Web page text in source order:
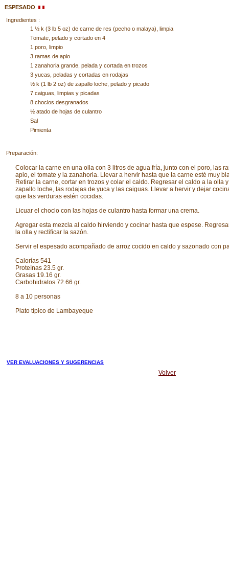
ESPESADO
Ingredientes :
1 ½ k (3 lb 5 oz) de carne de res (pecho o malaya), limpia
Tomate, pelado y cortado en 4
1 poro, limpio
3 ramas de apio
1 zanahoria grande, pelada y cortada en trozos
3 yucas, peladas y cortadas en rodajas
½ k (1 lb 2 oz) de zapallo loche, pelado y picado
7 caiguas, limpias y picadas
8 choclos desgranados
½ atado de hojas de culantro
Sal
Pimienta
Preparación:
Colocar la carne en una olla con 3 litros de agua fría, junto con el poro, las
apio, el tomate y la zanahoria. Llevar a hervir hasta que la carne esté muy
Retirar la carne, cortar en trozos y colar el caldo. Regresar el caldo a la olla
zapallo loche, las rodajas de yuca y las caiguas. Llevar a hervir y dejar
que las verduras estén cocidas.
Licuar el choclo con las hojas de culantro hasta formar una crema.
Agregar esta mezcla al caldo hirviendo y cocinar hasta que espese.
la olla y rectificar la sazón.
Servir el espesado acompañado de arroz cocido en caldo y sazonado con
Calorías 541
Proteínas 23.5 gr.
Grasas 19.16 gr.
Carbohidratos 72.66 gr.
8 a 10 personas
Plato típico de Lambayeque
VER EVALUACIONES Y SUGERENCIAS
Volver